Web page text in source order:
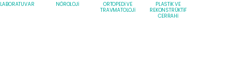
LABORATUVAR NÖROLOJI
ORTOPEDI VE
TRAVMATOLOJI
PLASTIK VE
REKONSTRÜKTIF
CERRAHI